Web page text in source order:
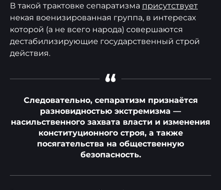
В такой трактовке сепаратизма присутствует
некая военизированная группа, в интересах
которой (а не всего народа) совершаются
дестабилизирующие государственный строй
действия.
“
Следовательно, сепаратизм признаётся
разновидностью экстремизма —
насильственного захвата власти и изменения
конституционного строя, а также
посягательства на общественную
безопасность.